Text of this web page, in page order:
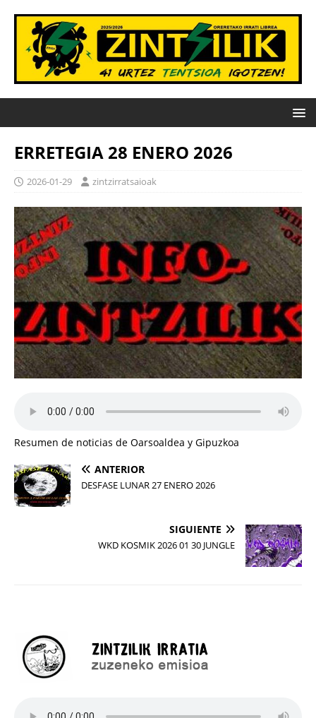
ERRETEGIA 28 ENERO 2026
2026-01-29 zintzirratsaioak
Resumen de noticias de Oarsoaldea y Gipuzkoa
ANTERIOR
DESFASE LUNAR 27 ENERO 2026
SIGUIENTE
WKD KOSMIK 2026 01 30 JUNGLE